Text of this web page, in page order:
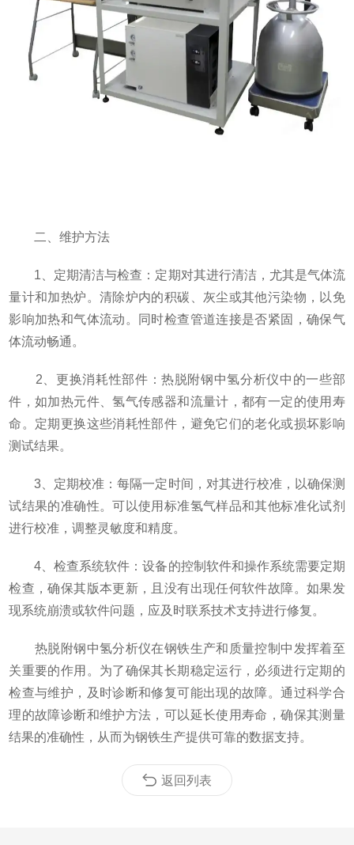
二、维护方法
1、定期清洁与检查：定期对其进行清洁，尤其是气体流
量计和加热炉。清除炉内的积碳、灰尘或其他污染物，以免
影响加热和气体流动。同时检查管道连接是否紧固，确保气
体流动畅通。
2、更换消耗性部件：热脱附钢中氢分析仪中的一些部
件，如加热元件、氢气传感器和流量计，都有一定的使用寿
命。定期更换这些消耗性部件，避免它们的老化或损坏影响
测试结果。
3、定期校准：每隔一定时间，对其进行校准，以确保测
试结果的准确性。可以使用标准氢气样品和其他标准化试剂
进行校准，调整灵敏度和精度。
4、检查系统软件：设备的控制软件和操作系统需要定期
检查，确保其版本更新，且没有出现任何软件故障。如果发
现系统崩溃或软件问题，应及时联系技术支持进行修复。
热脱附钢中氢分析仪在钢铁生产和质量控制中发挥着至
关重要的作用。为了确保其长期稳定运行，必须进行定期的
检查与维护，及时诊断和修复可能出现的故障。通过科学合
理的故障诊断和维护方法，可以延长使用寿命，确保其测量
结果的准确性，从而为钢铁生产提供可靠的数据支持。
返回列表